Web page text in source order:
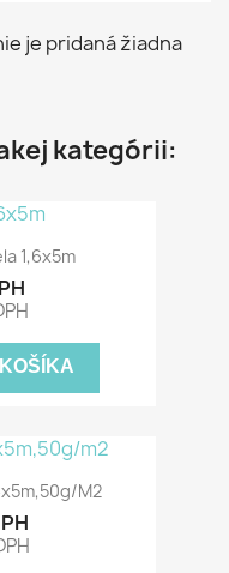
je pridaná žiadna
kategórii:
1,6x5m
m2